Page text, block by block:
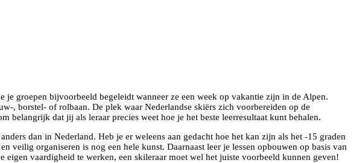
groepen bijvoorbeeld begeleidt wanneer ze een week op vakantie zijn in de Alpen.
, borstel- of rolbaan. De plek waar Nederlandse skiërs zich voorbereiden op de
dat jij als leraar precies weet hoe je het beste leerresultaat kunt behalen.
dan in Nederland. Heb je er weleens aan gedacht hoe het kan zijn als het -15 graden
organiseren is nog een hele kunst. Daarnaast leer je lessen opbouwen op basis van
vaardigheid te werken, een skileraar moet wel het juiste voorbeeld kunnen geven!